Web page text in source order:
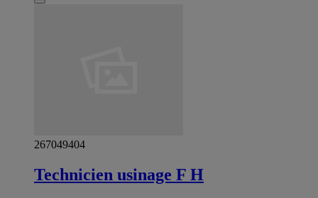
267049404
Technicien usinage F H